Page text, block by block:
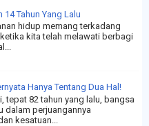
Tahun Yang Lalu
hidup memang terkadang
kita telah melawati berbagi
Hanya Tentang Dua Hal!
tepat 82 tahun yang lalu, bangsa
dalam perjuangannya
kesatuan...